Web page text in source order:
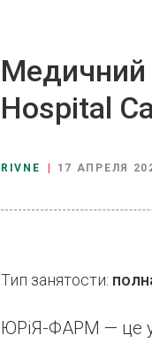
Медичний
Hospital
RIVNE 17 АПРЕЛЯ
Тип занятости:
ЮРіЯ-ФАРМ — це